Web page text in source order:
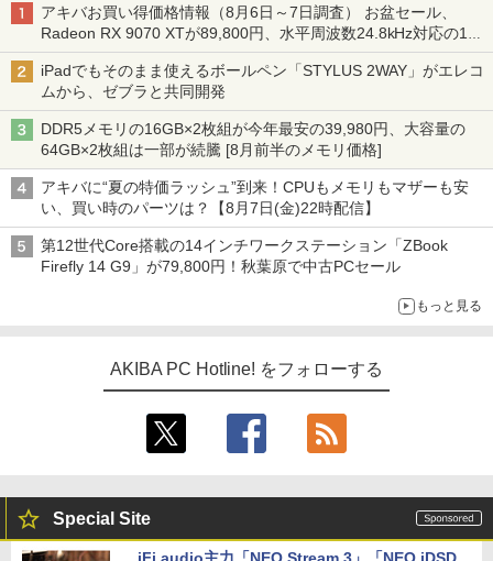
アキバお買い得価格情報（8月6日～7日調査） お盆セール、
Radeon RX 9070 XTが89,800円、水平周波数24.8kHz対応の17
型モニターが9,801円、暑さ指数連動セール ほか
iPadでもそのまま使えるボールペン「STYLUS 2WAY」がエレコ
ムから、ゼブラと共同開発
DDR5メモリの16GB×2枚組が今年最安の39,980円、大容量の
64GB×2枚組は一部が続騰 [8月前半のメモリ価格]
アキバに“夏の特価ラッシュ”到来！CPUもメモリもマザーも安
い、買い時のパーツは？【8月7日(金)22時配信】
第12世代Core搭載の14インチワークステーション「ZBook
Firefly 14 G9」が79,800円！秋葉原で中古PCセール
もっと見る
AKIBA PC Hotline! をフォローする
Special Site